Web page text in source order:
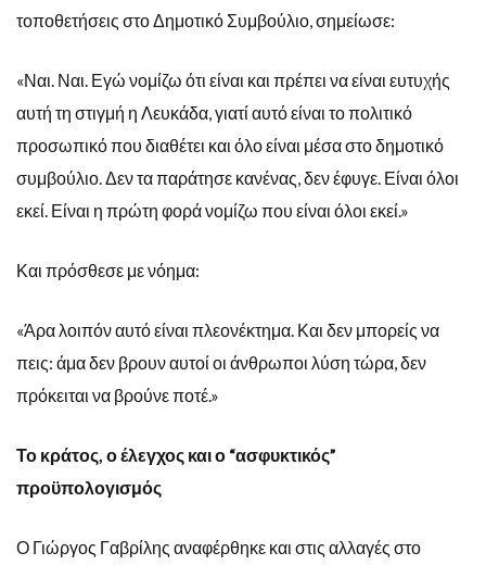
τοποθετήσεις στο Δημοτικό Συμβούλιο, σημείωσε:
«Ναι. Ναι. Εγώ νομίζω ότι είναι και πρέπει να είναι ευτυχής
αυτή τη στιγμή η Λευκάδα, γιατί αυτό είναι το πολιτικό
προσωπικό που διαθέτει και όλο είναι μέσα στο δημοτικό
συμβούλιο. Δεν τα παράτησε κανένας, δεν έφυγε. Είναι όλοι
εκεί. Είναι η πρώτη φορά νομίζω που είναι όλοι εκεί.»
Και πρόσθεσε με νόημα:
«Άρα λοιπόν αυτό είναι πλεονέκτημα. Και δεν μπορείς να
πεις: άμα δεν βρουν αυτοί οι άνθρωποι λύση τώρα, δεν
πρόκειται να βρούνε ποτέ.»
Το κράτος, ο έλεγχος και ο “ασφυκτικός”
προϋπολογισμός
Ο Γιώργος Γαβρίλης αναφέρθηκε και στις αλλαγές στο